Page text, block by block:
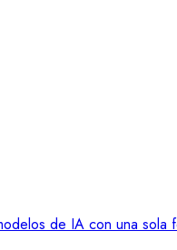
de IA con una sola